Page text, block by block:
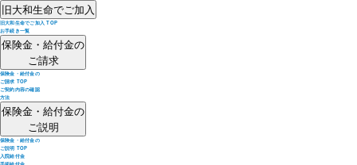
旧大和生命でご加入
旧大和生命でご加入 TOP
お手続き一覧
保険金・給付金の
ご請求
保険金・給付金の
ご請求 TOP
ご契約内容の確認
方法
保険金・給付金の
ご説明
保険金・給付金の
ご説明 TOP
入院給付金